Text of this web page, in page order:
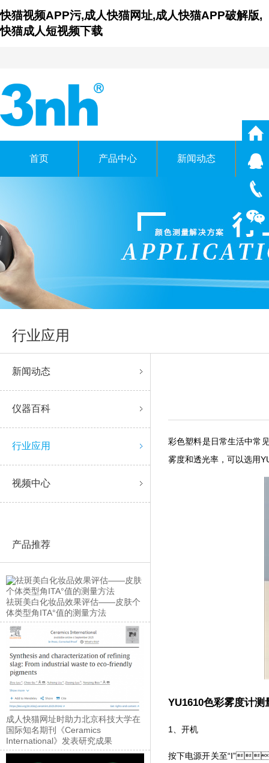
快猫视频APP污,成人快猫网址,成人快猫APP破解版,
快猫成人短视频下载
广东成人快猫网址时科技有限
GUANGDONG THREENH
首页 产品中心 新闻动态
行业应用
新闻动态
仪器百科
行业应用
视频中心
产品推荐
祛斑美白化妆品效果评估——皮肤个
体类型角ITA°值的测量方法
成人快猫网址时助力北京科技大学在
国际知名期刊《Ceramics
International》发表研究成果
彩色塑料是日常生活中常见
雾度和透光率，可以选用
YU1610色彩雾度计
1、开机
按下电源开关至“I”，